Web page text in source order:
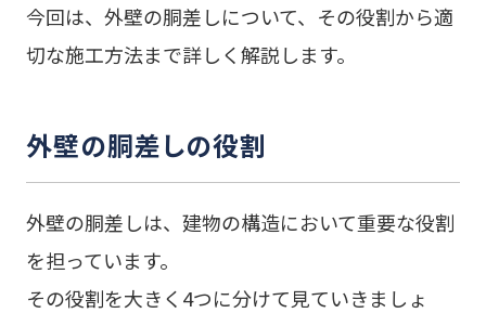
今回は、外壁の胴差しについて、その役割から適
切な施工方法まで詳しく解説します。
外壁の胴差しの役割
外壁の胴差しは、建物の構造において重要な役割
を担っています。
その役割を大きく4つに分けて見ていきましょ